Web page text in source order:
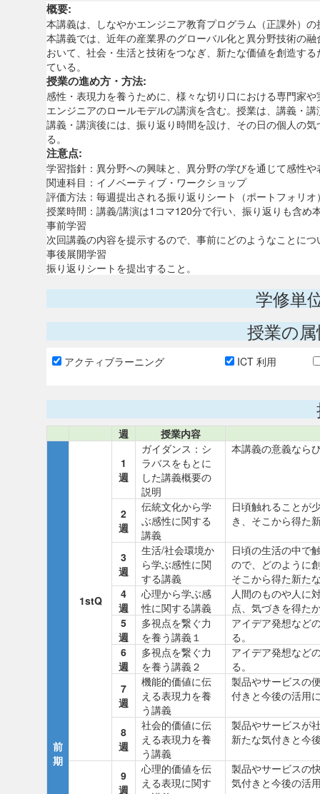
概要:
本講義は、しなやかエンジニア教育プログラム（正課外）
本講義では、近年の産業界のグローバル化と異分野技術の
おいて、社会・生活と技術をつなぎ、新たな価値を創造す
ている。
授業の進め方・方法:
感性・表現力を養うために、様々な切り口における専門家
エンジニアのロールモデルの講演を含む。授業は、講義・
講義・講演後には、振り返り時間を設け、その日の個人の
る。
注意点:
学習指針：異分野への興味と、異分野の学びを通じて感性
関連科目：イノベーティブ・ワークショップ
評価方法：毎週提出される振り返りシート（ポートフォリ
授業時間：講義/講演は1コマ120分で行い、振り返りも含め
事前学習
次回講義の内容を提示するので、事前にどのようなことに
事後展開学習
振り返りシートを提出すること。
学修単
授業の
アクティブラーニング ICT 利用
週 授業内容
前
期
1stQ
1
週
ガイダンス：シ
ラバスをもとに
した講義概要の
説明
本講義の意義なら
2
週
伝統文化から学
ぶ感性に関する
講義
日頃触れることが
き、そこから得た
3
週
生活/社会環境か
ら学ぶ感性に関
する講義
日頃の生活の中で
ので、どのように
そこから得た新た
4
週
心理から学ぶ感
性に関する講義
人間のものや人に
点、気づきを得た
5
週
多視点を繋ぐ力
を養う講義１
アイデア発想など
る。
6
週
多視点を繋ぐ力
を養う講義２
アイデア発想など
る。
7
週
機能的価値に伝
える表現力を養
う講義
製品やサービスの
付きと今後の活用
8
週
社会的価値に伝
える表現力を養
う講義
製品やサービスが
新たな気付きと今
9
週
心理的価値を伝
える表現に関す
製品やサービスの
気付きと今後の活